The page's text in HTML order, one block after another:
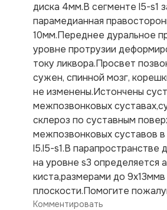
диска 4мм.В сегменте l5-s1
парамедианная
10мм.Переднее дуральное
уровне протрузии
току ликвора.Просвет
сужен, спинной мозг,
не изменены.Истончены
межпозвонковых
склероз по суставным
межпозвонковых суставов
l5.l5-s1.В парапространстве
на уровне s3 определяется
киста,размерами до 9х13ммв
плоскости.Помогите
Комментировать